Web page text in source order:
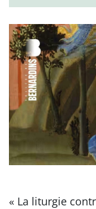
« La liturgie